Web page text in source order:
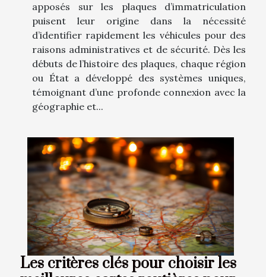
apposés sur les plaques d’immatriculation
puisent leur origine dans la nécessité
d’identifier rapidement les véhicules pour des
raisons administratives et de sécurité. Dès les
débuts de l’histoire des plaques, chaque région
ou État a développé des systèmes uniques,
témoignant d’une profonde connexion avec la
géographie et...
Les critères clés pour choisir les